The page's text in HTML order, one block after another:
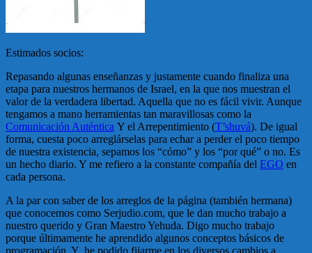
Estimados socios:
Repasando algunas enseñanzas y justamente cuando finaliza una
etapa para nuestros hermanos de Israel, en la que nos muestran el
valor de la verdadera libertad. Aquella que no es fácil vivir. Aunque
tengamos a mano herramientas tan maravillosas como la
Comunicación Auténtica Y el Arrepentimiento (T’shuvá). De igual
forma, cuesta poco arreglárselas para echar a perder el poco tiempo
de nuestra existencia, sepamos los “cómo” y los “por qué” o no. Es
un hecho diario. Y me refiero a la constante compañía del EGO en
cada persona.
A la par con saber de los arreglos de la página (también hermana)
que conocemos como Serjudio.com, que le dan mucho trabajo a
nuestro querido y Gran Maestro Yehuda. Digo mucho trabajo
porque últimamente he aprendido algunos conceptos básicos de